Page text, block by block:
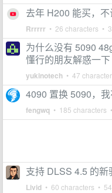
去年 H200 能买，不
Rrrrrr • 26 characters •
为什么没有 5090
懂行的朋友解惑一下
yukinotech • 47
4090 置换 5090，
fengwq • 185 characters
支持 DLSS 4.5 的
Livid • 60 characters •